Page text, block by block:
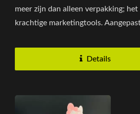
meer zijn dan alleen verpakking; het
krachtige marketingtools.
Details